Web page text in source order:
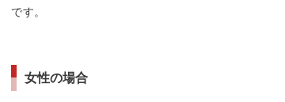
です。
女性の場合